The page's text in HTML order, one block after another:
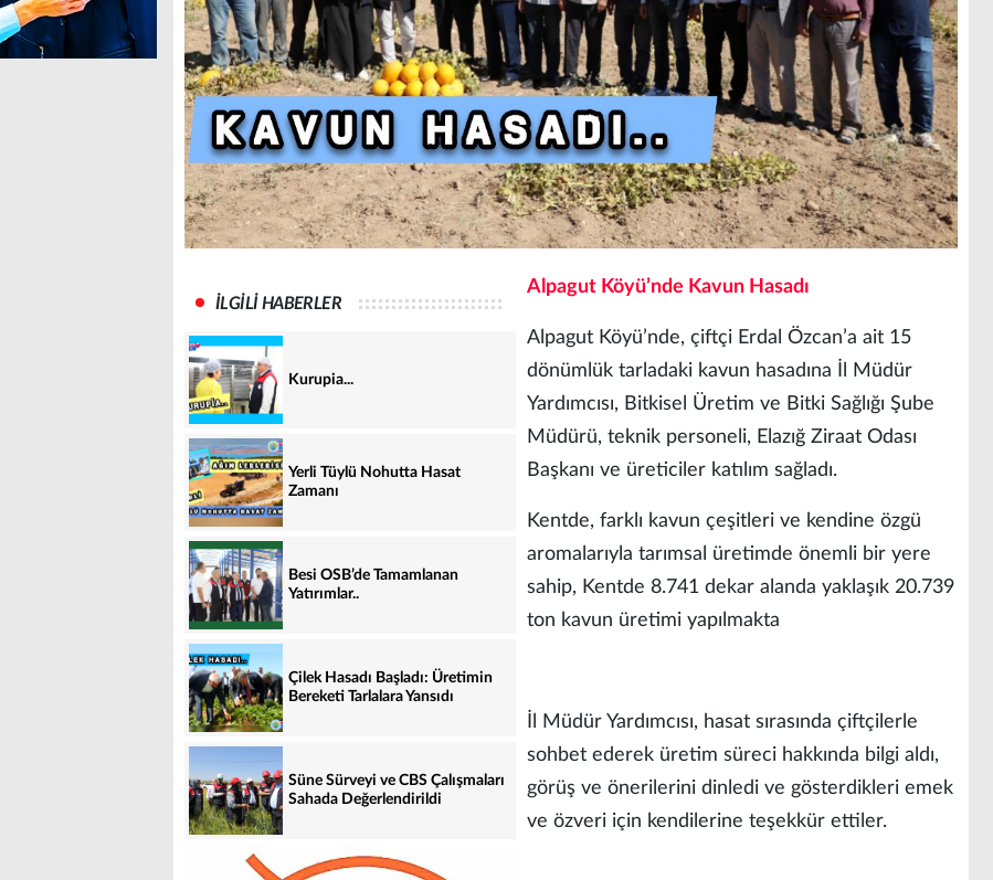
İLGİLİ HABERLER
Kurupia...
Yerli Tüylü Nohutta Hasat
Zamanı
Besi OSB’de Tamamlanan
Yatırımlar..
Çilek Hasadı Başladı: Üretimin
Bereketi Tarlalara Yansıdı
Süne Sürveyi ve CBS Çalışmaları
Sahada Değerlendirildi
Alpagut Köyü’nde Kavun Hasadı
Alpagut Köyü’nde, çiftçi Erdal Özcan’a ait 15
dönümlük tarladaki kavun hasadına İl Müdür
Yardımcısı, Bitkisel Üretim ve Bitki Sağlığı Şube
Müdürü, teknik personeli, Elazığ Ziraat Odası
Başkanı ve üreticiler katılım sağladı.
Kentde, farklı kavun çeşitleri ve kendine özgü
aromalarıyla tarımsal üretimde önemli bir yere
sahip, Kentde 8.741 dekar alanda yaklaşık 20.739
ton kavun üretimi yapılmakta
İl Müdür Yardımcısı, hasat sırasında çiftçilerle
sohbet ederek üretim süreci hakkında bilgi aldı,
görüş ve önerilerini dinledi ve gösterdikleri emek
ve özveri için kendilerine teşekkür ettiler.